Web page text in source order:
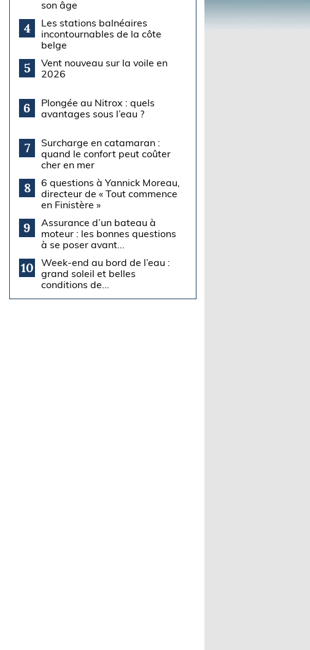
son âge
4
Les stations balnéaires
incontournables de la côte
belge
5
Vent nouveau sur la voile en
2026
6
Plongée au Nitrox : quels
avantages sous l’eau ?
7
Surcharge en catamaran :
quand le confort peut coûter
cher en mer
8
6 questions à Yannick Moreau,
directeur de « Tout commence
en Finistère »
9
Assurance d’un bateau à
moteur : les bonnes questions
à se poser avant...
10
Week-end au bord de l’eau :
grand soleil et belles
conditions de...